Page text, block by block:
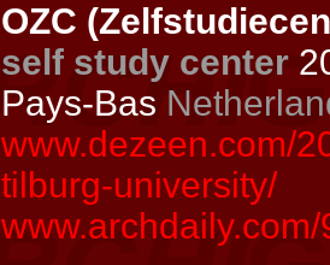
OZC
self study center
Pays-Bas
www.dezeen.com/
tilburg-university/